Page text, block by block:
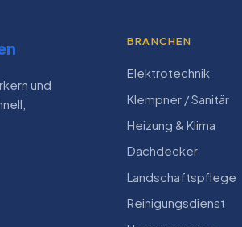
und
BRANCHEN
Elektrotechnik
Klempner / Sanitär
Heizung & Klima
Dachdecker
Landschaftspflege
Reinigungsdienst